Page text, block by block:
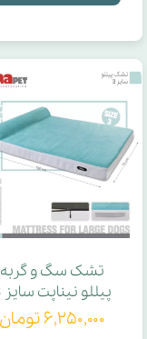
تشک سگ و گربه
پیللو نیناپت سایز 3
۶,۲۵۰,۰۰۰ تومان